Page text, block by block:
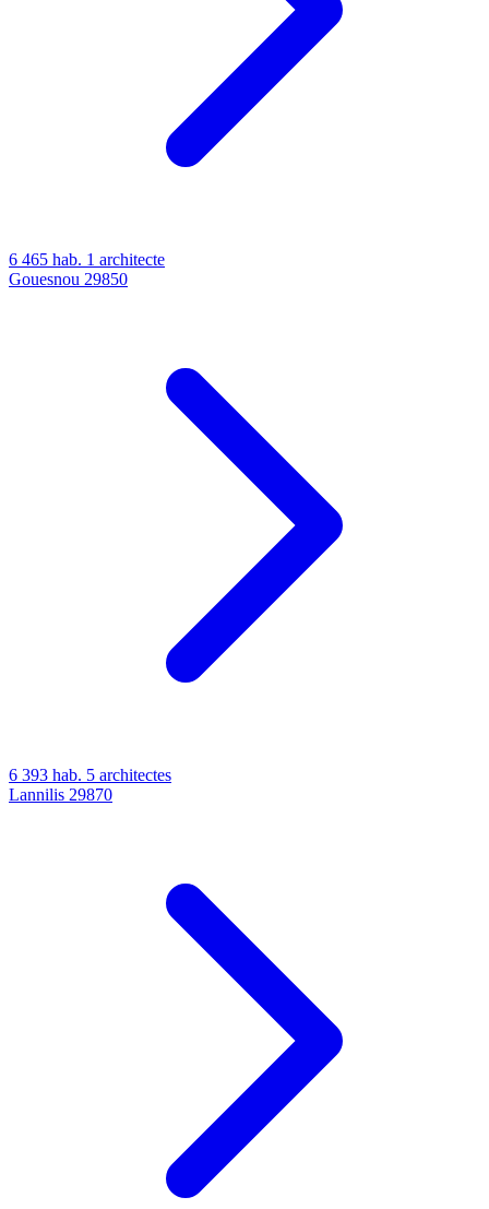
6 465 hab. 1 architecte
Gouesnou 29850
6 393 hab. 5 architectes
Lannilis 29870